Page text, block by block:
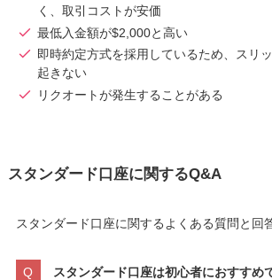
く、取引コストが安価
最低入金額が$2,000と高い
即時約定方式を採用しているため、スリ
起きない
リクオートが発生することがある
スタンダード口座に関するQ&A
スタンダード口座に関するよくある質問と回
スタンダード口座は初心者におすすめ